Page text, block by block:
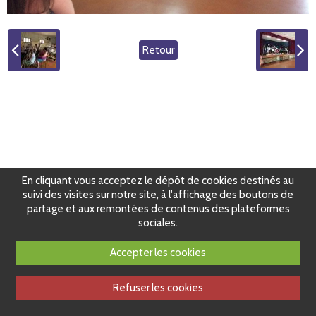
Retour
En cliquant vous acceptez le dépôt de cookies destinés au
suivi des visites sur notre site, à l'affichage des boutons de
partage et aux remontées de contenus des plateformes
sociales.
Accepter les cookies
Refuser les cookies